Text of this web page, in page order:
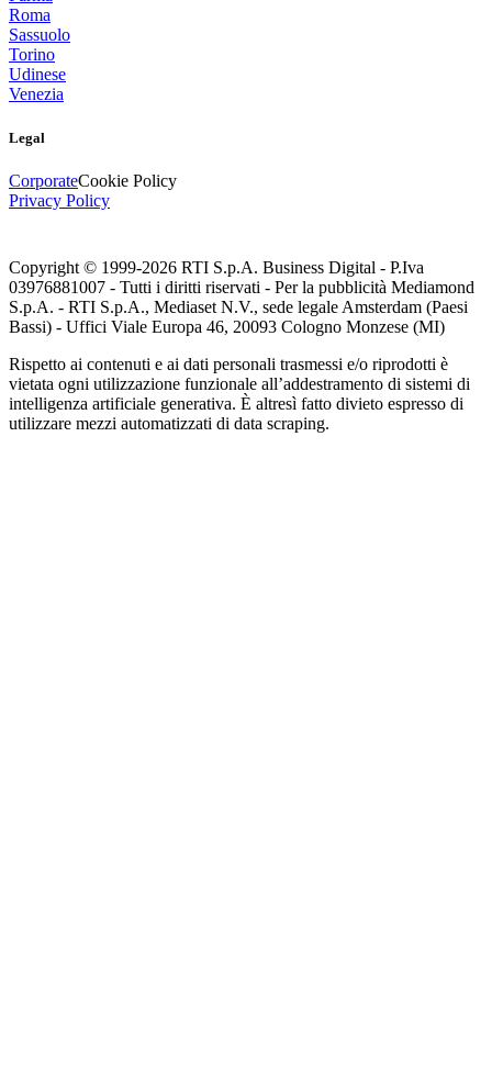
Roma
Sassuolo
Torino
Udinese
Venezia
Legal
CorporateCookie Policy
Privacy Policy
Copyright © 1999-2026 RTI S.p.A. Business Digital - P.Iva
03976881007 - Tutti i diritti riservati - Per la pubblicità Mediamond
S.p.A. - RTI S.p.A., Mediaset N.V., sede legale Amsterdam (Paesi
Bassi) - Uffici Viale Europa 46, 20093 Cologno Monzese (MI)
Rispetto ai contenuti e ai dati personali trasmessi e/o riprodotti è
vietata ogni utilizzazione funzionale all’addestramento di sistemi di
intelligenza artificiale generativa. È altresì fatto divieto espresso di
utilizzare mezzi automatizzati di data scraping.